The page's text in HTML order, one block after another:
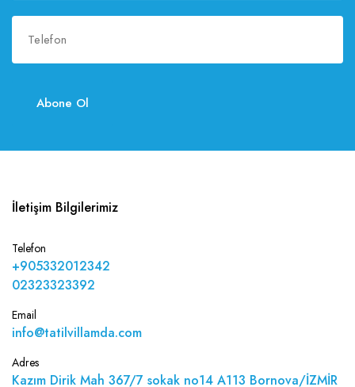
Abone Ol
İletişim Bilgilerimiz
Telefon
+905332012342
02323323392
Email
info@tatilvillamda.com
Adres
Kazım Dirik Mah 367/7 sokak no14 A113 Bornova/İZMİR